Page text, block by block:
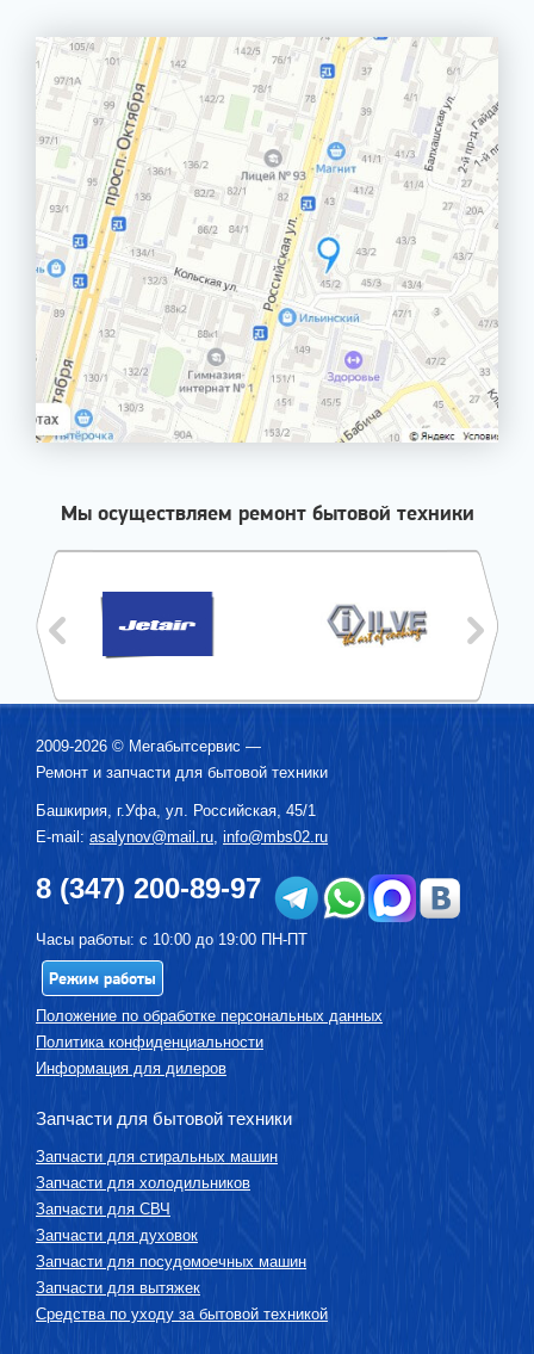
Мы осуществляем ремонт бытовой техники
2009-2026 © Мегабытсервис —
Ремонт и запчасти для бытовой техники
Башкирия, г.Уфа ул. Российская, 45/1
E-mail: asalynov@mail.ru info@mbs02.ru
8 (347) 200-89-97
Часы работы: с 10:00 до 19:00 ПН-ПТ
Режим работы
Положение по обработке персональных данных
Политика конфиденциальности
Информация для дилеров
Запчасти для бытовой техники
Запчасти для стиральных машин
Запчасти для холодильников
Запчасти для СВЧ
Запчасти для духовок
Запчасти для посудомоечных машин
Запчасти для вытяжек
Средства по уходу за бытовой техникой